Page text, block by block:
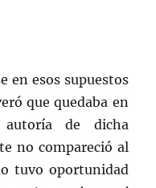
en esos supuestos
que quedaba en
de dicha
no compareció al
tuvo oportunidad